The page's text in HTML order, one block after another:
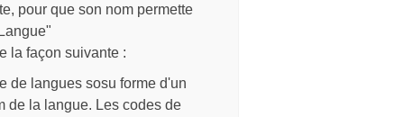
pour que son nom permette
la façon suivante :
de langues sosu forme d'un
de la langue. Les codes de